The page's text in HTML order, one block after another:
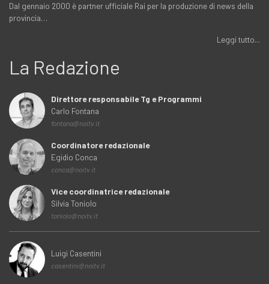
Dal gennaio 2000 è partner ufficiale Rai per la produzione di news della
provincia…
Leggi tutto...
La Redazione
Direttore responsabile Tg e Programmi
Carlo Fontana
fontana@noitv.it
Coordinatore redazionale
Egidio Conca
conca@noitv.it
Vice coordinatrice redazionale
Silvia Toniolo
toniolo@noitv.it
Luigi Casentini
casentini@noitv.it